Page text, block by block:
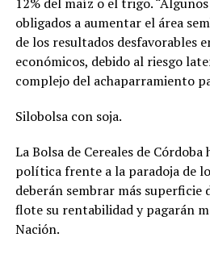
obligados a aumentar el área
de los resultados desfavorables
económicos, debido al riesgo
complejo del achaparramiento
Silobolsa con soja.
La Bolsa de Cereales de
política frente a la paradoja de
deberán sembrar más superficie
flote su rentabilidad y pagarán
Nación.